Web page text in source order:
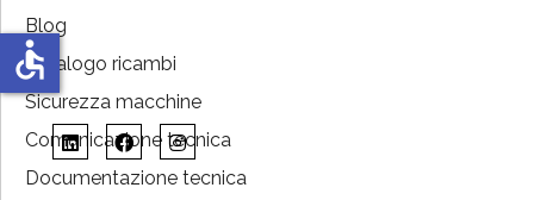
Blog
Catalogo ricambi
Sicurezza macchine
Comunicazione tecnica
Documentazione tecnica
accessible